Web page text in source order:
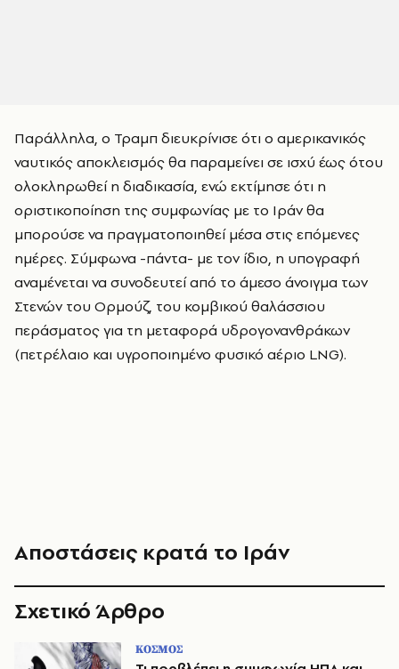
Παράλληλα, ο Τραμπ διευκρίνισε ότι ο αμερικανικός
ναυτικός αποκλεισμός θα παραμείνει σε ισχύ έως ότου
ολοκληρωθεί η διαδικασία, ενώ εκτίμησε ότι η
οριστικοποίηση της συμφωνίας με το Ιράν θα
μπορούσε να πραγματοποιηθεί μέσα στις επόμενες
ημέρες. Σύμφωνα -πάντα- με τον ίδιο, η υπογραφή
αναμένεται να συνοδευτεί από το άμεσο άνοιγμα των
Στενών του Ορμούζ, του κομβικού θαλάσσιου
περάσματος για τη μεταφορά υδρογονανθράκων
(πετρέλαιο και υγροποιημένο φυσικό αέριο LNG).
Αποστάσεις κρατά το Ιράν
Σχετικό Άρθρο
ΚΟΣΜΟΣ